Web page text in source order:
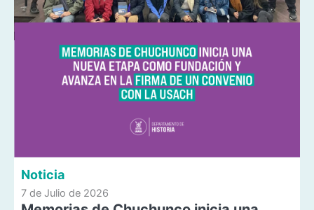
Noticia
7 de Julio de 2026